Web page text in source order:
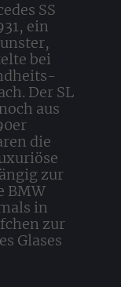
SS
ein
bei
Der SL
aus
die
zur
BMW
in
zur
Glases